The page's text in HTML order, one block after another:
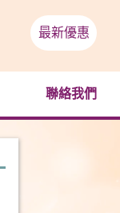
最新優惠
聯絡我們